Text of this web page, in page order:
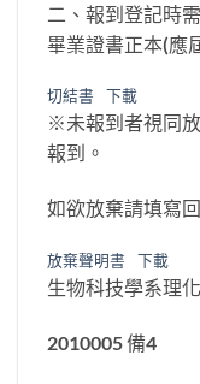
二、報到登記時
畢業證書正本(應
切結書 下載
※未報到者視同
報到。
如欲放棄請填寫
放棄聲明書 下載
生物科技學系理
2010005 備4